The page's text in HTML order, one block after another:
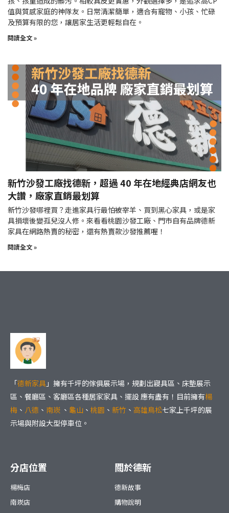
值與質感家庭的神隊友。日常清潔簡單，適合有寵物、小孩、忙碌
及預算有限的您，讓居家生活更輕鬆自在。
閱讀全文 »
新竹沙發工廠找德新，超過 40 年在地經典店網友也
大讚，廠家直銷最划算
新竹沙發哪裡買？走進家具行最怕被宰羊、買到黑心家具，或是家
具損壞後變孤兒沒人修。來看看桃園沙發工廠、門市自有品牌德新
家具在網路熱賣的秘密，還有熱賣款沙發推薦喔！
閱讀全文 »
「德新家具 」擁有千坪的傢俱展示場，規劃出寢具區、床墊展示
區、餐廳區、客廳區各種居家家具、擺設 應有盡有！目前擁有楊
梅 、 八德 、 南崁 、 龜山 、 桃園 、 新竹 、 高雄鳥松七家上千坪的展
示場與附設大型停車位。
分店位置
楊梅店
南崁店
關於德新
德新故事
購物說明